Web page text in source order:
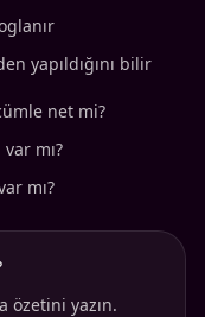
yapıldığını bilir
net mi?
mı?
mı?
özetini yazın.